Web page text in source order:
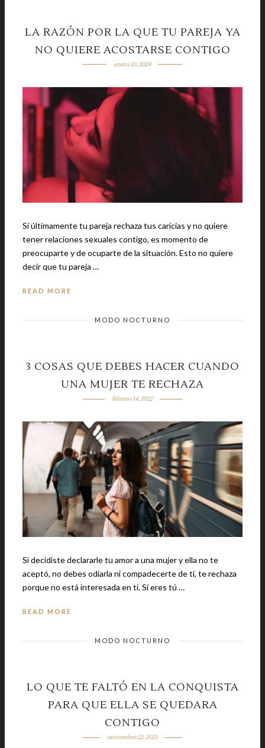
LA RAZÓN POR LA QUE TU PAREJA YA
NO QUIERE ACOSTARSE CONTIGO
enero 10, 2024
Si últimamente tu pareja rechaza tus caricias y no quiere
tener relaciones sexuales contigo, es momento de
preocuparte y de ocuparte de la situación. Esto no quiere
decir que tu pareja …
READ MORE
MODO NOCTURNO
3 COSAS QUE DEBES HACER CUANDO
UNA MUJER TE RECHAZA
febrero 14, 2022
Si decidiste declararle tu amor a una mujer y ella no te
aceptó, no debes odiarla ni compadecerte de ti, te rechaza
porque no está interesada en ti. Sí eres tú …
READ MORE
MODO NOCTURNO
LO QUE TE FALTÓ EN LA CONQUISTA
PARA QUE ELLA SE QUEDARA
CONTIGO
noviembre 22, 2021